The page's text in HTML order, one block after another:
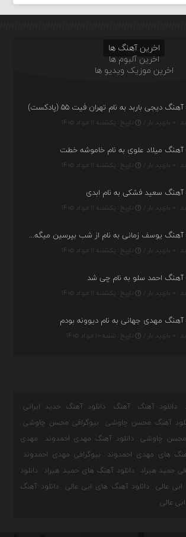
اخرین آهنگ ها
اخرین آلبوم ها
اخرین موزیک ویدیو ها
دیجی باربد به نام تهران فیت ۵۵ (پادکست)
بار / تاریخ : یکشنبه ۱۱ مرداد ۱۴۰۵
آهنگ میلاد علوی به نام خاموشه خطت
بار / تاریخ : یکشنبه ۱۱ مرداد ۱۴۰۵
آهنگ سعید فشکی به نام ابدی
بار / تاریخ : یکشنبه ۱۱ مرداد ۱۴۰۵
دانلود آهنگ یوسف زمانی به نام از شب بپرسین میگه چه روزگاری دارم
بار / تاریخ : یکشنبه ۱۱ مرداد ۱۴۰۵
آهنگ احمد سلو به نام چی شد
بار / تاریخ : یکشنبه ۱۱ مرداد ۱۴۰۵
آهنگ مهدی جهانی به نام دیوونه بودم
بار / تاریخ : شنبه ۱۰ مرداد ۱۴۰۵
دانلود آهنگ آهنگ
دانلود آهنگ جدید ایرانی
آهنگ محسن چاوشی
بیوگرافی محسن چاوشی
محسن چاوشی
دانلود آهنگ مهدی احمدوند
مهدی
های مهدی احمدوند
بیوگرافی مهدی احمدوند
حمید هیراد دانلود آهنگ های حمید هیراد
دانلود
ابی عالی دانلود آهنگ های ابی عالی
دانلود آهنگ
عالی